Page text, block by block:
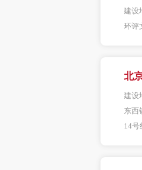
建设
环评
北
建设
东西
14号